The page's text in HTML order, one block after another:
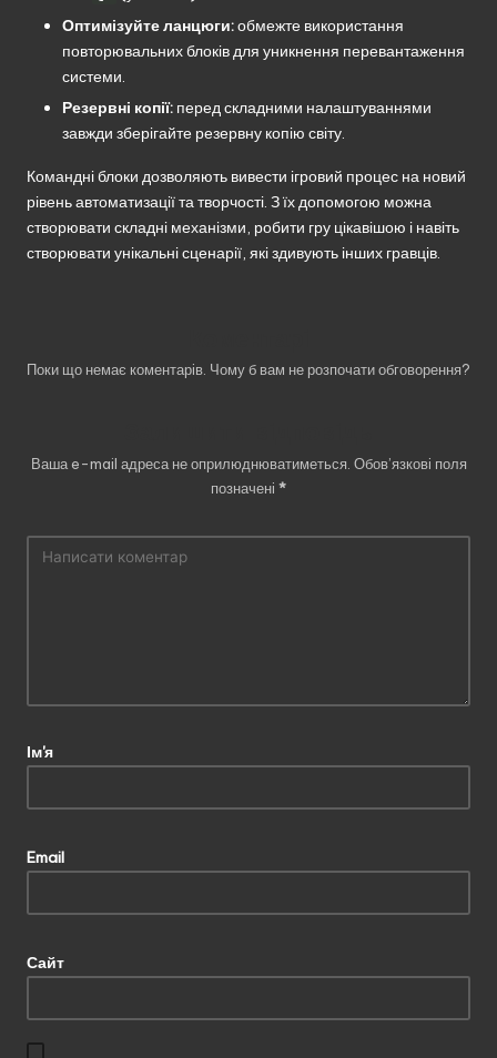
Оптимізуйте ланцюги:обмежте використання
повторювальних блоків для уникнення перевантаження
системи.
Резервні копії: перед складними налаштуваннями
завжди зберігайте резервну копію світу.
Командні блоки дозволяють вивести ігровий процес на новий
рівень автоматизації та творчості. З їх допомогою можна
створювати складні механізми, робити гру цікавішою і навіть
створювати унікальні сценарії, які здивують інших гравців.
Поки що немає коментарів. Чому б вам не розпочати обговорення?
Ваша e-mail адреса не оприлюднюватиметься. Обов’язкові поля
позначені *
Ім'я
Email
Сайт